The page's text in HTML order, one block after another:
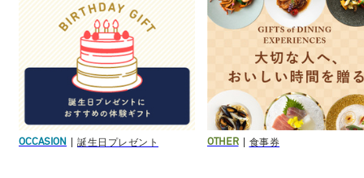
OCCASION 誕生日プレゼント OTHER 食事券